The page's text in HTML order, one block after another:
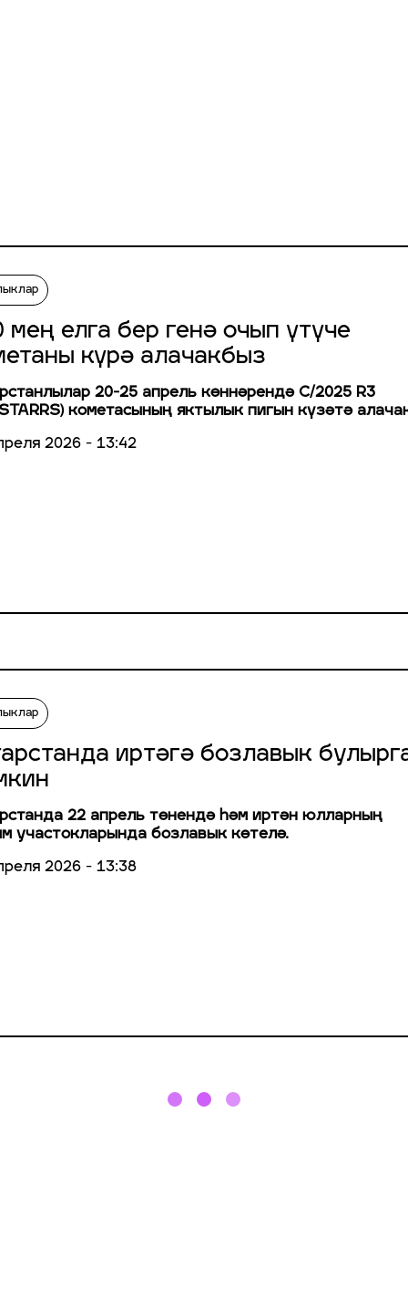
мең елга бер генә очып үтүче
күрә алачакбыз
20-25 апрель көннәрендә C/2025 R3
кометасының яктылык пигын күзәтә
2026 - 13:42
иртәгә бозлавык
22 апрель төнендә һәм иртән юлларның
участокларында бозлавык көтелә.
2026 - 13:38